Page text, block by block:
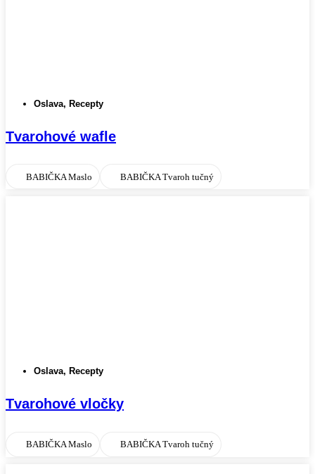
Oslava, Recepty
Tvarohové wafle
BABIČKA Maslo BABIČKA Tvaroh tučný
Oslava, Recepty
Tvarohové vločky
BABIČKA Maslo BABIČKA Tvaroh tučný